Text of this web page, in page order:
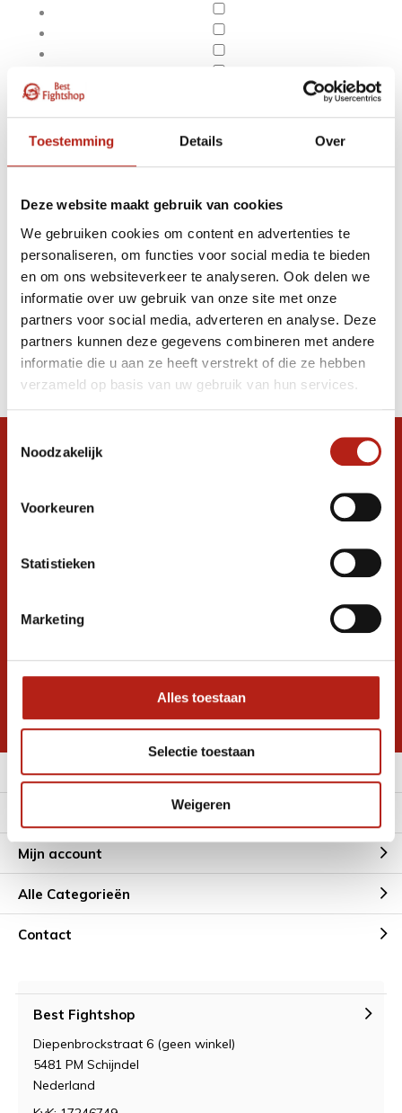
Toestemming Details Over
Deze website maakt gebruik van cookies
We gebruiken cookies om content en advertenties te
personaliseren, om functies voor social media te bieden
en om ons websiteverkeer te analyseren. Ook delen we
informatie over uw gebruik van onze site met onze
partners voor social media, adverteren en analyse. Deze
partners kunnen deze gegevens combineren met andere
informatie die u aan ze heeft verstrekt of die ze hebben
verzameld op basis van uw gebruik van hun services.
Noodzakelijk
Voorkeuren
Statistieken
Marketing
Alles toestaan
Selectie toestaan
Weigeren
Apply filters
Producten getagd met 3
kg
Producten
Filter
Sorteren op
Snel antwoord op je vraag?
graag verder. 24/7
Ontvang de nieuwste aanbiedingen en
Inschrijven voor
* Lees hier de wettelijke beperkingen
Meer informatie
Mijn account
Alle Categorieën
Contact
Best Fightshop
Diepenbrockstraat 6 (geen winkel)
5481 PM Schijndel
Nederland